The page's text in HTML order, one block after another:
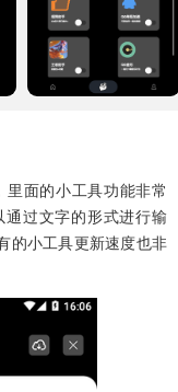
面的小工具功能非常
过文字的形式进行输
的小工具更新速度也非